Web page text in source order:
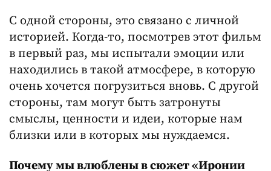
С одной стороны, это связано с личной
историей. Когда-то, посмотрев этот фильм
в первый раз, мы испытали эмоции или
находились в такой атмосфере, в которую
очень хочется погрузиться вновь. С другой
стороны, там могут быть затронуты
смыслы, ценности и идеи, которые нам
близки или в которых мы нуждаемся.
Почему мы влюблены в сюжет «Иронии